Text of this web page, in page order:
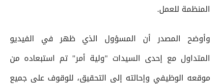
المنظمة للعمل.
وأوضح المصدر أن المسؤول الذي ظهر في الفيديو
المتداول مع إحدى السيدات "ولية أمر" تم استبعاده من
موقعه الوظيفي وإحالته إلى التحقيق، للوقوف على جميع